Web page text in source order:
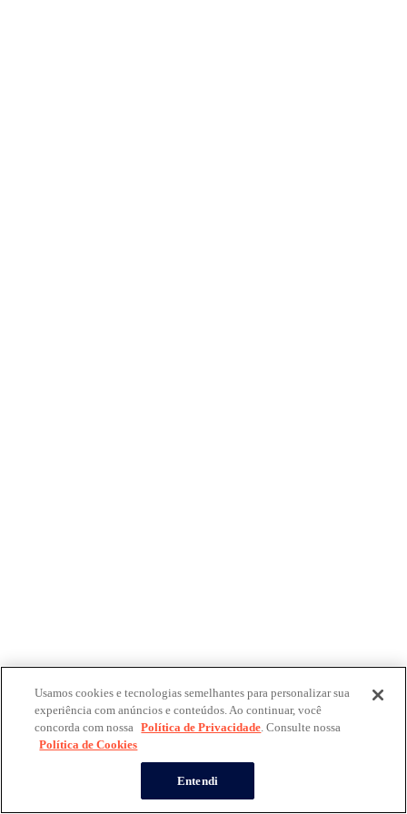
Usamos cookies e tecnologias semelhantes para personalizar sua
experiência com anúncios e conteúdos. Ao continuar, você
concorda com nossa Política de Privacidade. Consulte nossa
Política de Cookies
Entendi